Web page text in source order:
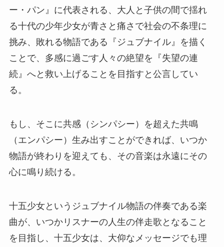
ー・パン』に代表される、大人と子供の間で揺れ
る十代の少年少女が青さと痛さで社会の不条理に
挑み、敗れる物語である『ジュブナイル』を描く
ことで、多感に過ごす人々の絶望を『失望の連
続』へと救い上げることを目指すと公言してい
る。
もし、そこに共感（シンパシー）を超えた共鳴
（エンパシー）生み出すことができれば、いつか
物語が終わりを迎えても、その音楽は永遠にその
心に鳴り続ける。
十五少女というジュブナイル物語の伴奏である楽
曲が、いつかリスナーの人生の伴走歌となること
を目指し、十五少女は、大仰なメッセージでも理